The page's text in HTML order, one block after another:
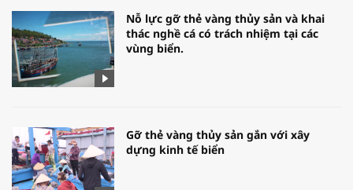
Nỗ lực gỡ thẻ vàng thủy sản và khai
thác nghề cá có trách nhiệm tại các
vùng biển.
Gỡ thẻ vàng thủy sản gắn với xây
dựng kinh tế biển